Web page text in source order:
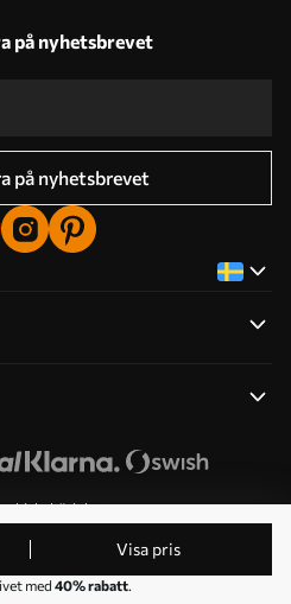
Visa pris
med 40% rabatt.
på nyhetsbrevet
på nyhetsbrevet
förbehållna. Drivs av
ID: PL9223057591.